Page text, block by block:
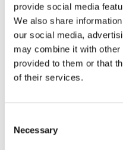
provide social media
We also share
our social media,
may combine it with other
provided to them or that
of their services.
Selection
Necessary